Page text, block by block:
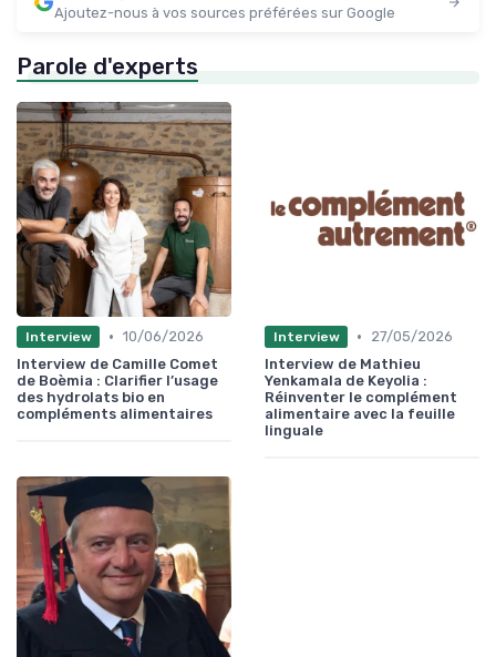
Ajoutez-nous à vos sources préférées sur Google
Parole d'experts
Interview • 10/06/2026
Interview de Camille Comet
de Boèmia : Clarifier l’usage
des hydrolats bio en
compléments alimentaires
Interview •
27/05/2026
Interview de Mathieu
Yenkamala de Keyolia :
Réinventer le complément
alimentaire avec la feuille
linguale